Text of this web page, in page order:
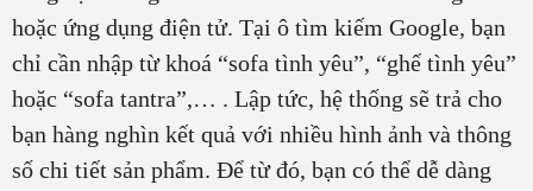
hoặc ứng dụng điện tử. Tại ô tìm kiếm Google, bạn
chỉ cần nhập từ khoá “sofa tình yêu”, “ghế tình yêu”
hoặc “sofa tantra”,… . Lập tức, hệ thống sẽ trả cho
bạn hàng nghìn kết quả với nhiều hình ảnh và thông
số chi tiết sản phẩm. Để từ đó, bạn có thể dễ dàng